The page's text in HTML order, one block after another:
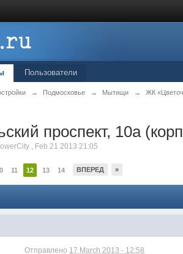
Пользователи
→ Подмосковье → Мытищи → ЖК
проспект, 10а
, Feb 21 2013 21:05
11 12 13 14 ВПЕРЕД »
Отправлено 17 March 2013 - 12:58